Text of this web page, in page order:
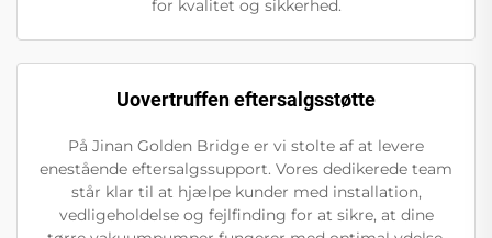
for kvalitet og sikkerhed.
Uovertruffen eftersalgsstøtte
På Jinan Golden Bridge er vi stolte af at levere
enestående eftersalgssupport. Vores dedikerede team
står klar til at hjælpe kunder med installation,
vedligeholdelse og fejlfinding for at sikre, at dine